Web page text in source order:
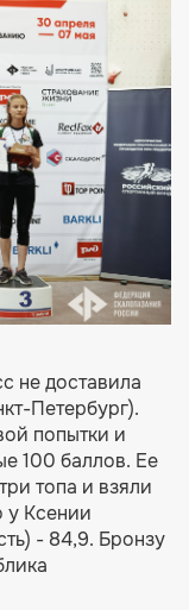
не доставила
Петербург).
попытки и
100 баллов. Ее
топа и взяли
у Ксении
- 84,9. Бронзу